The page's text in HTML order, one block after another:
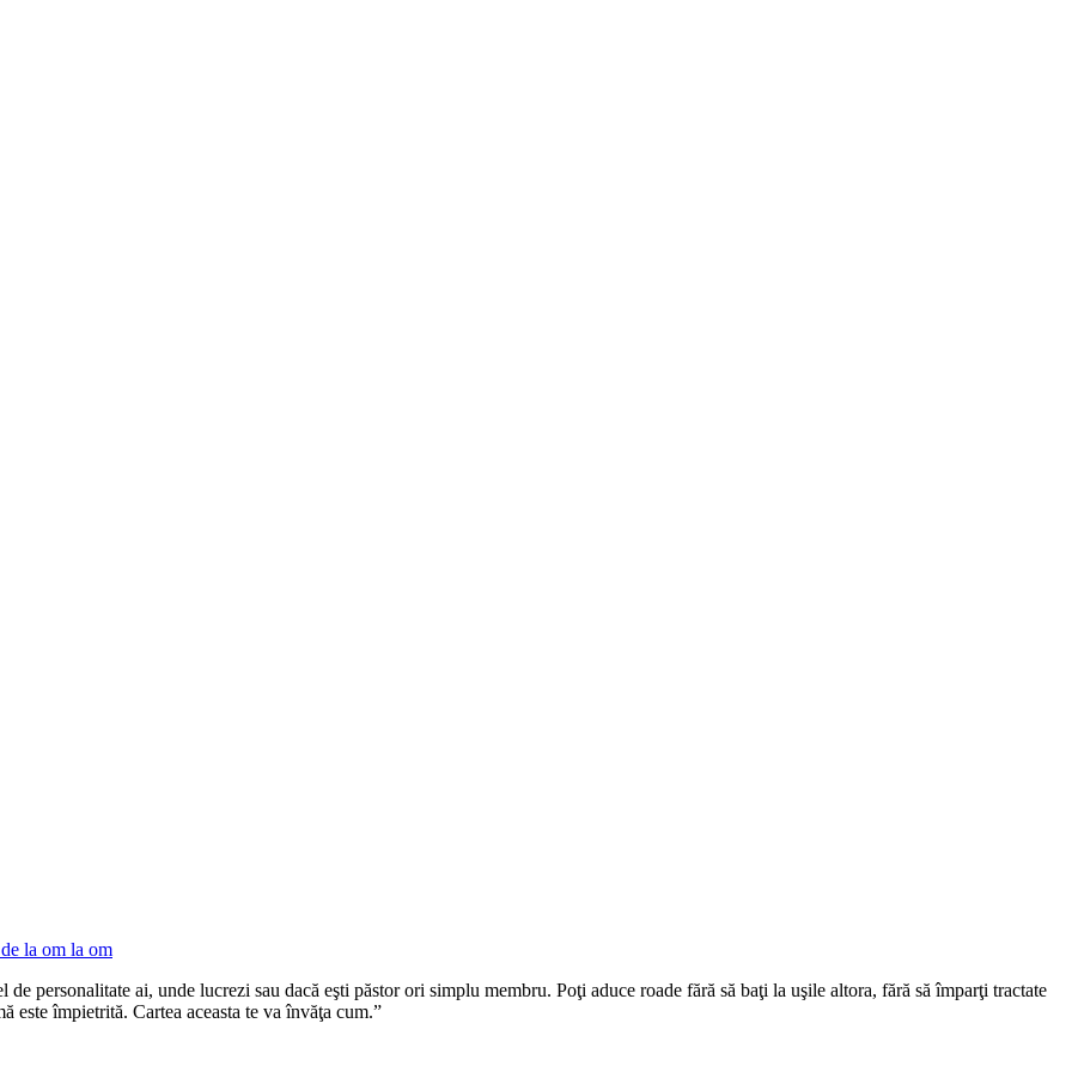
la om la om
personalitate ai, unde lucrezi sau dacă eşti păstor ori simplu membru. Poţi aduce roade fără să baţi la uşile altora, fără să împarţi tractate
este împietrită. Cartea aceasta te va învăţa cum.”